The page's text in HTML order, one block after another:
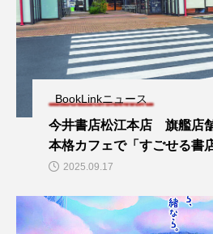
BookLinkニュース
今井書店松江本店 旗艦店
本格カフェで「すごせる書
2025.09.17